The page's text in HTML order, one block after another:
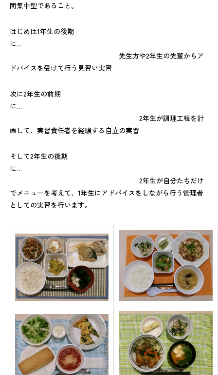
間集中型であること。
はじめは1年生の後期
に…
先生方や2年生の先輩からア
ドバイスを受けて行う見習い実習
次に2年生の前期
に…
2年生が調理工程を計
画して、実習責任者を経験する自立の実習
そして2年生の後期
に…
2年生が自分たちだけ
でメニューを考えて、1年生にアドバイスをしながら行う管理者
としての実習を行います。